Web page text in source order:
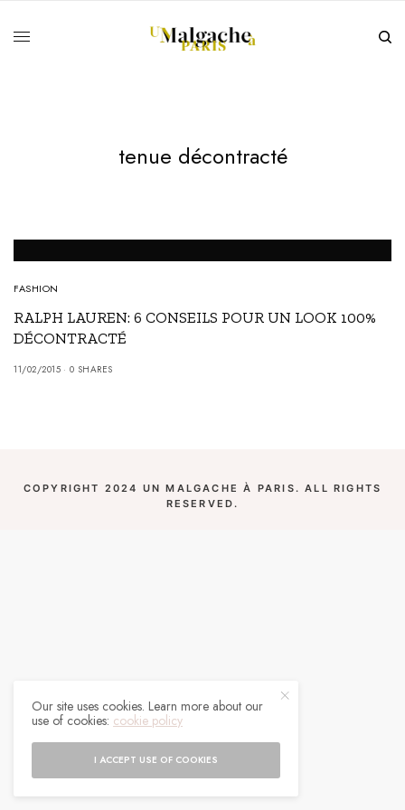
tenue décontracté
FASHION
RALPH LAUREN: 6 CONSEILS POUR UN LOOK 100%
DÉCONTRACTÉ
11/02/2015 0 SHARES
COPYRIGHT 2024 UN MALGACHE À PARIS. ALL RIGHTS
RESERVED.
Our site uses cookies. Learn more about our
use of cookies: cookie policy
I ACCEPT USE OF COOKIES